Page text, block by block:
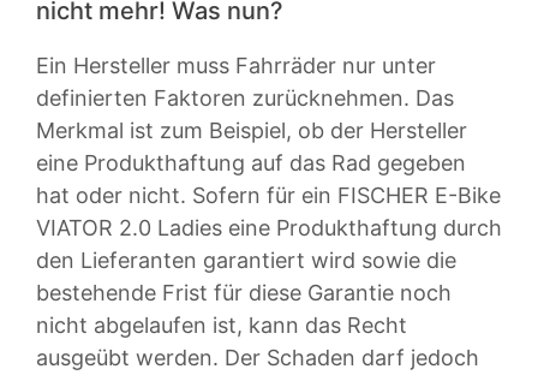
nicht mehr! Was nun?
Ein Hersteller muss Fahrräder nur unter
definierten Faktoren zurücknehmen. Das
Merkmal ist zum Beispiel, ob der Hersteller
eine Produkthaftung auf das Rad gegeben
hat oder nicht. Sofern für ein FISCHER E-Bike
VIATOR 2.0 Ladies eine Produkthaftung durch
den Lieferanten garantiert wird sowie die
bestehende Frist für diese Garantie noch
nicht abgelaufen ist, kann das Recht
ausgeübt werden. Der Schaden darf jedoch